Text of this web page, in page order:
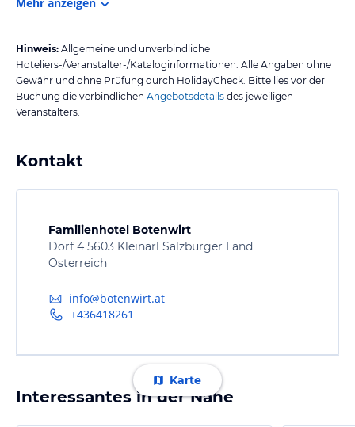
Hinweis: Allgemeine und unverbindliche
Hoteliers-/Veranstalter-/Kataloginformationen. Alle Angaben ohne
Gewähr und ohne Prüfung durch HolidayCheck. Bitte lies vor der
Buchung die verbindlichen Angebotsdetails des jeweiligen
Veranstalters.
Kontakt
Familienhotel Botenwirt
Dorf 4 5603 Kleinarl Salzburger Land
Österreich
info@botenwirt.at
+436418261
Karte
Interessantes in der Nähe